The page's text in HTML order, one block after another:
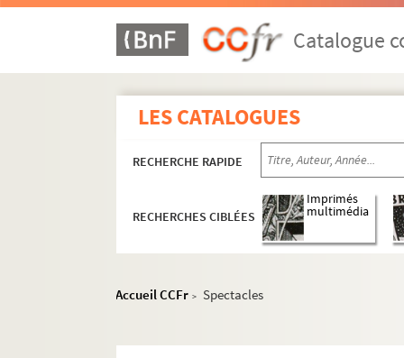
Catalogue
LES CATALOGUES
RECHERCHE RAPIDE
RECHERCHES CIBLÉES
Imprimés
multimédia
Accueil CCFr > Spectacles